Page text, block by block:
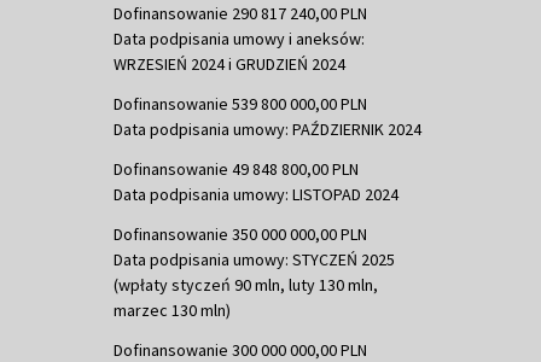
Dofinansowanie 290 817 240,00 PLN
Data podpisania umowy i aneksów:
WRZESIEŃ 2024 i GRUDZIEŃ 2024
Dofinansowanie 539 800 000,00 PLN
Data podpisania umowy: PAŹDZIERNIK 2024
Dofinansowanie 49 848 800,00 PLN
Data podpisania umowy: LISTOPAD 2024
Dofinansowanie 350 000 000,00 PLN
Data podpisania umowy: STYCZEŃ 2025
(wpłaty styczeń 90 mln, luty 130 mln,
marzec 130 mln)
Dofinansowanie 300 000 000,00 PLN